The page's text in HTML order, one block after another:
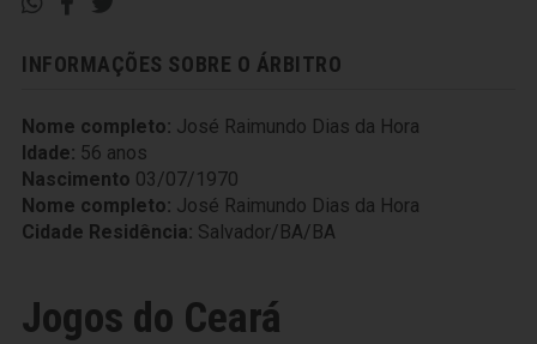
INFORMAÇÕES SOBRE O ÁRBITRO
Nome completo: José Raimundo Dias da Hora
Idade: 56 anos
Nascimento 03/07/1970
Nome completo: José Raimundo Dias da Hora
Cidade Residência: Salvador/BA/BA
Jogos do Ceará